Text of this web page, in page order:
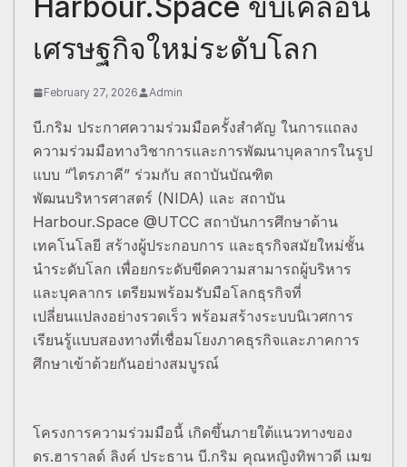
Harbour.Space ขับเคลื่อน
เศรษฐกิจใหม่ระดับโลก
February 27, 2026 Admin
บี.กริม ประกาศความร่วมมือครั้งสำคัญ ในการแถลง
ความร่วมมือทางวิชาการและการพัฒนาบุคลากรในรูป
แบบ “ไตรภาคี” ร่วมกับ สถาบันบัณฑิต
พัฒนบริหารศาสตร์ (NIDA) และ สถาบัน
Harbour.Space @UTCC สถาบันการศึกษาด้าน
เทคโนโลยี สร้างผู้ประกอบการ และธุรกิจสมัยใหม่ชั้น
นำระดับโลก เพื่อยกระดับขีดความสามารถผู้บริหาร
และบุคลากร เตรียมพร้อมรับมือโลกธุรกิจที่
เปลี่ยนแปลงอย่างรวดเร็ว พร้อมสร้างระบบนิเวศการ
เรียนรู้แบบสองทางที่เชื่อมโยงภาคธุรกิจและภาคการ
ศึกษาเข้าด้วยกันอย่างสมบูรณ์
โครงการความร่วมมือนี้ เกิดขึ้นภายใต้แนวทางของ
ดร.ฮาราลด์ ลิงค์ ประธาน บี.กริม คุณหญิงทิพาวดี เมฆ